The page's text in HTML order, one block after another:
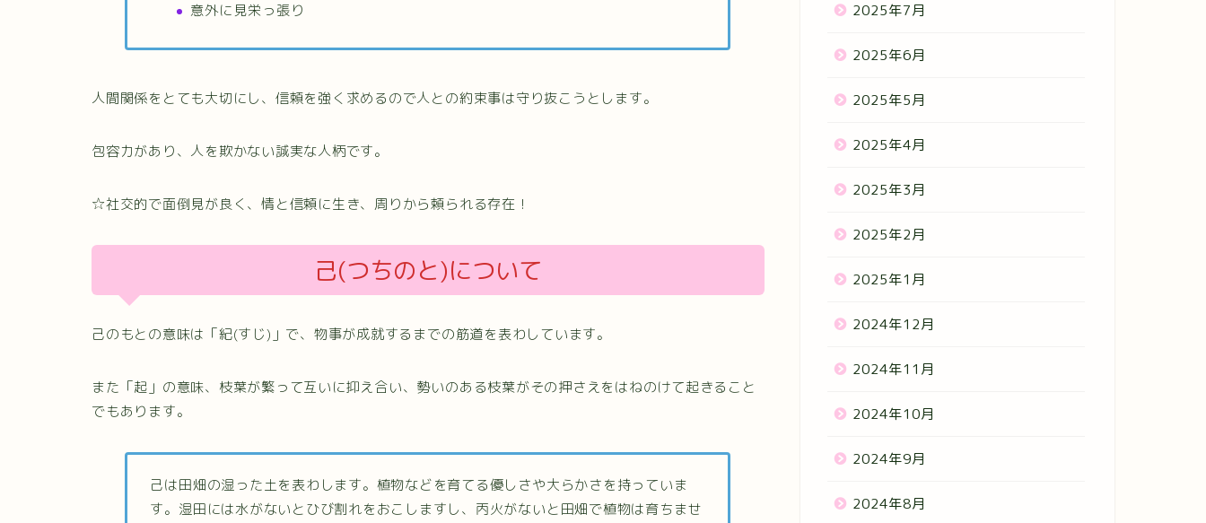
意外に見栄っ張り
人間関係をとても大切にし、信頼を強く求めるので人との約束事は守り抜こうとします。
包容力があり、人を欺かない誠実な人柄です。
☆社交的で面倒見が良く、情と信頼に生き、周りから頼られる存在！
己(つちのと)について
己のもとの意味は「紀(すじ)」で、物事が成就するまでの筋道を表わしています。
また「起」の意味、枝葉が繁って互いに抑え合い、勢いのある枝葉がその押さえをはねのけて起きること
でもあります。
己は田畑の湿った土を表わします。植物などを育てる優しさや大らかさを持っていま
す。湿田には水がないとひび割れをおこしますし、丙火がないと田畑で植物は育ちませ
2025年7月
2025年6月
2025年5月
2025年4月
2025年3月
2025年2月
2025年1月
2024年12月
2024年11月
2024年10月
2024年9月
2024年8月